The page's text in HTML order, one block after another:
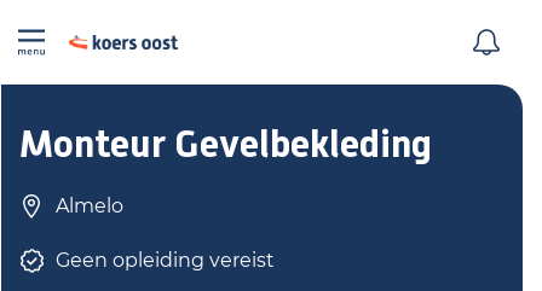
Monteur Gevelbekleding
Almelo
Geen opleiding vereist